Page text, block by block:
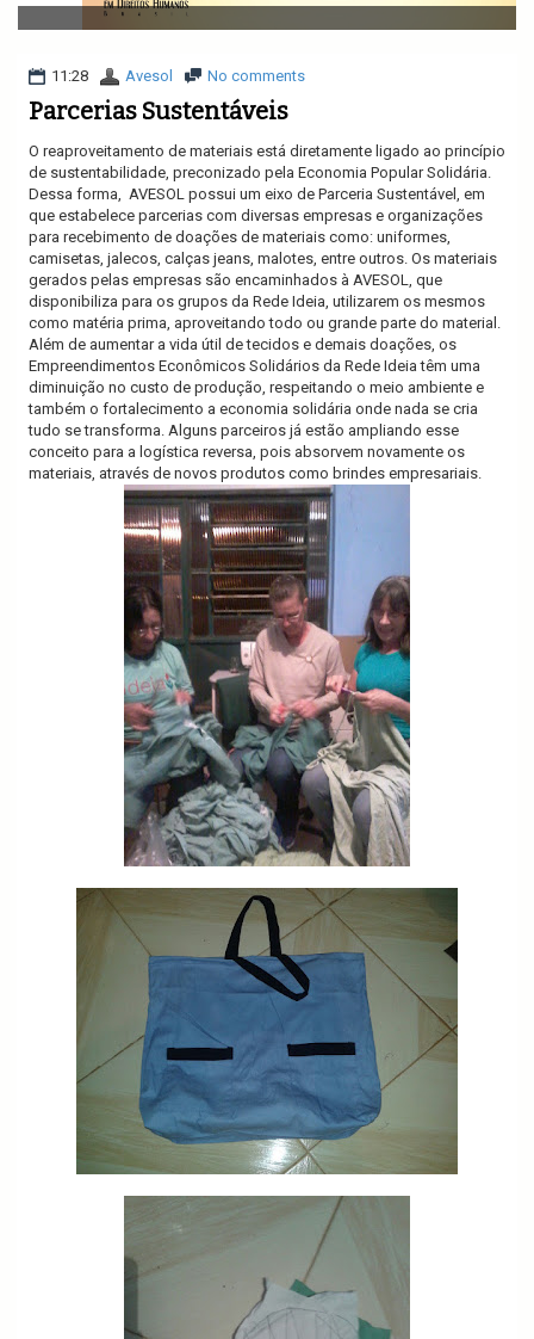
v
i
a
i
n
11:28 Avesol No comments
Parcerias Sustentáveis
O reaproveitamento de materiais está diretamente ligado ao princípio
de sustentabilidade, preconizado pela Economia Popular Solidária.
Dessa forma, AVESOL possui um eixo de Parceria Sustentável, em
que estabelece parcerias com diversas empresas e organizações
para recebimento de doações de materiais como: uniformes,
camisetas, jalecos, calças jeans, malotes, entre outros. Os materiais
gerados pelas empresas são encaminhados à AVESOL, que
disponibiliza para os grupos da Rede Ideia, utilizarem os mesmos
como matéria prima, aproveitando todo ou grande parte do material.
Além de aumentar a vida útil de tecidos e demais doações, os
Empreendimentos Econômicos Solidários da Rede Ideia têm uma
diminuição no custo de produção, respeitando o meio ambiente e
também o fortalecimento a economia solidária onde nada se cria
tudo se transforma. Alguns parceiros já estão ampliando esse
conceito para a logística reversa, pois absorvem novamente os
materiais, através de novos produtos como brindes empresariais.